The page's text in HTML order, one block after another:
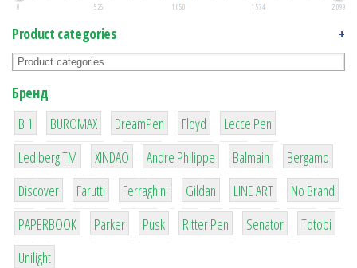
0 525 1 050 1 574 2 099
Product categories +
Бренд
B 1
1
BUROMAX
1
DreamPen
2
Floyd
2
Lecce Pen
3
Lediberg ТМ
3
XINDAO
1
Andre Philippe
4
Balmain
26
Bergamo
64
Discover
299
Farutti
4
Ferraghini
42
Gildan
4
LINE ART
90
No Brand
8
PAPERBOOK
6
Parker
2
Pusk
22
Ritter Pen
15
Senator
43
Totobi
1
Unilight